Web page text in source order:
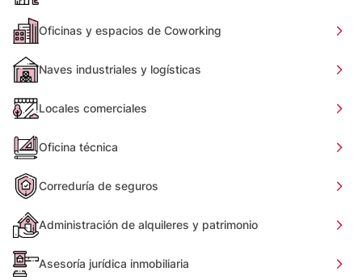
Oficinas y espacios de Coworking
Naves industriales y logísticas
Locales comerciales
Oficina técnica
Correduría de seguros
Administración de alquileres y patrimonio
Asesoría jurídica inmobiliaria